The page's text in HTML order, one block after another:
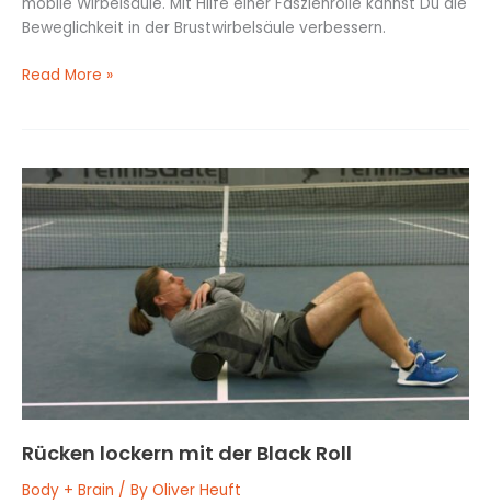
mobile Wirbelsäule. Mit Hilfe einer Faszienrolle kannst Du die
Beweglichkeit in der Brustwirbelsäule verbessern.
Read More »
Rücken lockern mit der Black Roll
Body + Brain / By Oliver Heuft
Rücken
lockern
mit
Black